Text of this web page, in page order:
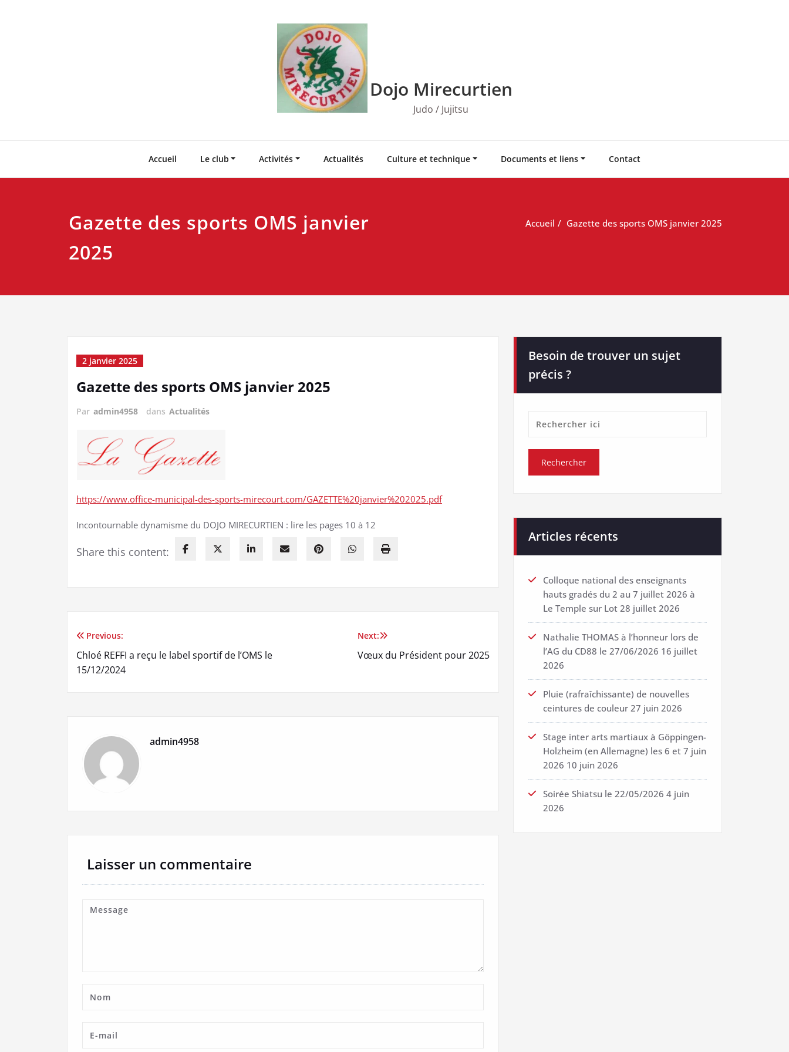
Dojo Mirecurtien
Judo / Jujitsu
Accueil Le club Activités Actualités Culture et technique Documents et liens Contact
Gazette des sports OMS janvier
2025
Accueil Gazette des sports OMS janvier 2025
2 janvier 2025
Gazette des sports OMS janvier 2025
Par admin4958 dans Actualités
https://www.office-municipal-des-sports-mirecourt.com/GAZETTE%20janvier%202025.pdf
Incontournable dynamisme du DOJO MIRECURTIEN : lire les pages 10 à 12
Share this content:
Navigation
de
Previous:
Chloé REFFI a reçu le label sportif de l’OMS le
15/12/2024
Next:
Vœux du Président pour 2025
admin4958
Laisser un commentaire
Besoin de trouver un sujet
précis ?
Articles récents
Colloque national des enseignants
hauts gradés du 2 au 7 juillet 2026 à
Le Temple sur Lot 28 juillet 2026
Nathalie THOMAS à l’honneur lors de
l’AG du CD88 le 27/06/2026 16 juillet
2026
Pluie (rafraîchissante) de nouvelles
ceintures de couleur 27 juin 2026
Stage inter arts martiaux à Göppingen-
Holzheim (en Allemagne) les 6 et 7 juin
2026 10 juin 2026
Soirée Shiatsu le 22/05/2026 4 juin
2026